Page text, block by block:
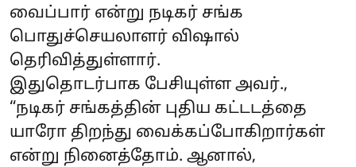
வைப்பார் என்று நடிகர் சங்க
பொதுச்செயலாளர் விஷால்
தெரிவித்துள்ளார்.
இதுதொடர்பாக பேசியுள்ள அவர்.,
“நடிகர் சங்கத்தின் புதிய கட்டடத்தை
யாரோ திறந்து வைக்கப்போகிறார்கள்
என்று நினைத்தோம். ஆனால்,